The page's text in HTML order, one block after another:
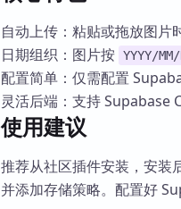
自动上传：粘贴或拖放图片
日期组织：图片按 YYYY/
配置简单：仅需配置
灵活后端：支持 Supabase
使用建议
推荐从社区插件安装，安装
并添加存储策略。配置好